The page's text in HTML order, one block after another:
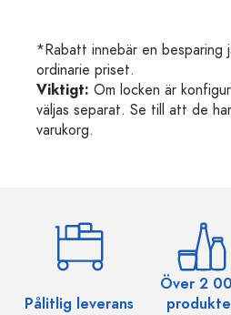
*Rabatt innebär en besparing
ordinarie priset.
Viktigt: Om locken är
väljas separat. Se till att de
varukorg.
Pålitlig leverans
Över 2